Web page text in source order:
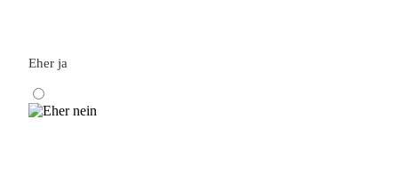
Eher ja